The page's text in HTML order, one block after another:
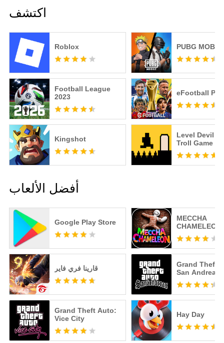
اكتشف
Roblox PUBG
Football League
2023
eFootball
Kingshot
Level Devil -
Troll Game
أفضل الألعاب
Google Play Store
قارينا فري فاير
Grand Theft Auto:
Vice City
MECCHA
CHAMELEON
Grand Theft
San Andreas
Hay Day